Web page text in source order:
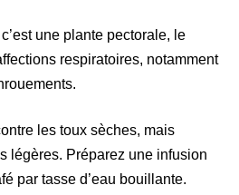
c’est une plante pectorale, le
respiratoires, notamment
les toux sèches, mais
légères. Préparez une infusion
par tasse d’eau bouillante.